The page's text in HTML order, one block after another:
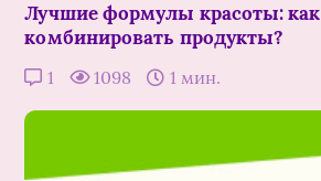
Лучшие формулы красоты: как
комбинировать продукты?
1 1098 1 мин.